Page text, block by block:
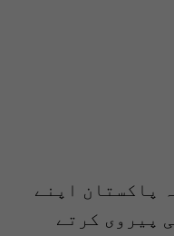
پاکستان اپنے
پیروی کرتے